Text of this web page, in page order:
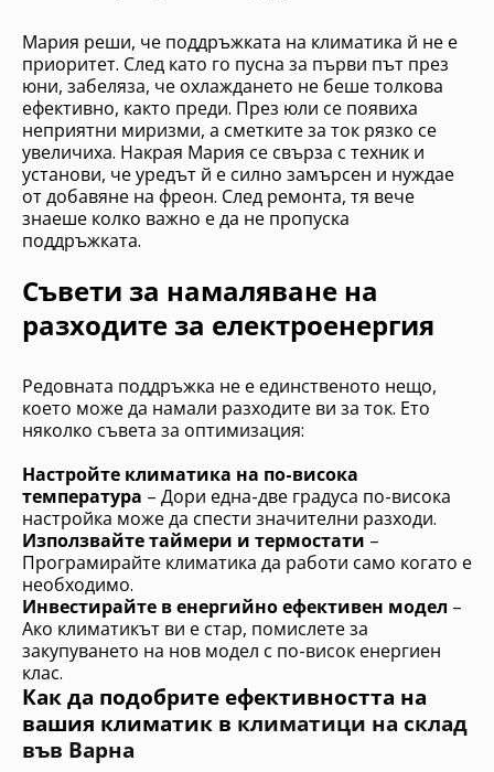
Мария реши, че поддръжката на климатика й не е
приоритет. След като го пусна за първи път през
юни, забеляза, че охлаждането не беше толкова
ефективно, както преди. През юли се появиха
неприятни миризми, а сметките за ток рязко се
увеличиха. Накрая Мария се свърза с техник и
установи, че уредът й е силно замърсен и нуждае
от добавяне на фреон. След ремонта, тя вече
знаеше колко важно е да не пропуска
поддръжката.
Съвети за намаляване на
разходите за електроенергия
Редовната поддръжка не е единственото нещо,
което може да намали разходите ви за ток. Ето
няколко съвета за оптимизация:
Настройте климатика на по-висока
температура – Дори една-две градуса по-висока
настройка може да спести значителни разходи.
Използвайте таймери и термостати –
Програмирайте климатика да работи само когато е
необходимо.
Инвестирайте в енергийно ефективен модел –
Ако климатикът ви е стар, помислете за
закупуването на нов модел с по-висок енергиен
клас.
Как да подобрите ефективността на
вашия климатик в климатици на склад
във Варна